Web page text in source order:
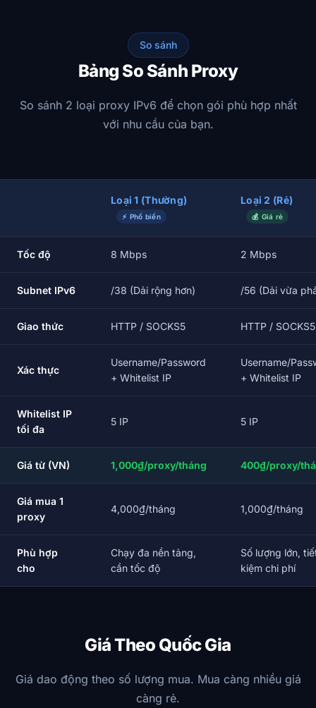
So sánh
Bảng So Sánh Proxy
So sánh 2 loại proxy IPv6 để chọn gói phù hợp nhất
với nhu cầu của bạn.
Loại 1 (Thường)
⚡ Phổ biến
Loại 2 (Rẻ)
💰 Giá rẻ
Tốc độ 8 Mbps 2 Mbps
Subnet IPv6 /38 (Dải rộng hơn) /56 (Dải vừa
Giao thức HTTP / SOCKS5 HTTP / SOCKS5
Xác thực
Username/Password
+ Whitelist IP
Username/
+ Whitelist IP
Whitelist IP
tối đa
5 IP 5 IP
Giá từ (VN) 1,000₫/proxy/tháng 400₫/proxy/
Giá mua 1
proxy
4,000₫/tháng 1,000₫/tháng
Phù hợp
cho
Chạy đa nền tảng,
cần tốc độ
Số lượng lớn,
kiệm chi phí
Giá Theo Quốc Gia
Giá dao động theo số lượng mua. Mua càng nhiều giá
càng rẻ.